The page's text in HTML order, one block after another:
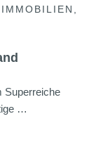
IMMOBILIEN
Superreiche
…